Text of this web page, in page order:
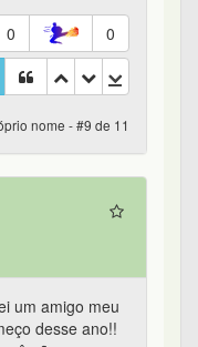
0 0
nome - #9 de 11
um amigo meu
desse ano!!